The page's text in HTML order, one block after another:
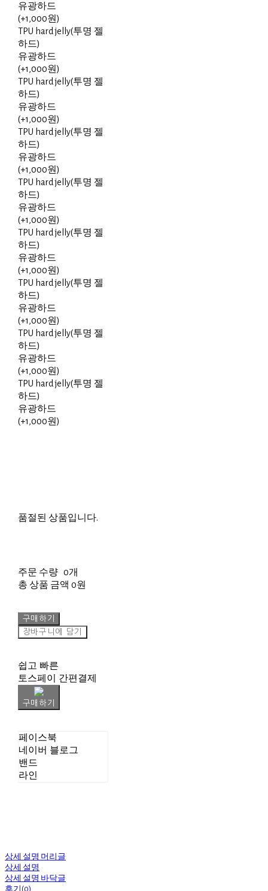
유광하드
(+1,000원)
TPU hard jelly(투명 젤
하드)
유광하드
(+1,000원)
TPU hard jelly(투명 젤
하드)
유광하드
(+1,000원)
TPU hard jelly(투명 젤
하드)
유광하드
(+1,000원)
TPU hard jelly(투명 젤
하드)
유광하드
(+1,000원)
TPU hard jelly(투명 젤
하드)
유광하드
(+1,000원)
TPU hard jelly(투명 젤
하드)
유광하드
(+1,000원)
TPU hard jelly(투명 젤
하드)
유광하드
(+1,000원)
TPU hard jelly(투명 젤
하드)
유광하드
(+1,000원)
품절된 상품입니다.
주문 수량 0개
총 상품 금액 0원
구매하기
장바구니에 담기
쉽고 빠른
토스페이 간편결제
구매하기
페이스북
네이버 블로그
밴드
라인
상세 설명 머리글
상세 설명
상세 설명 바닥글
후기(0)